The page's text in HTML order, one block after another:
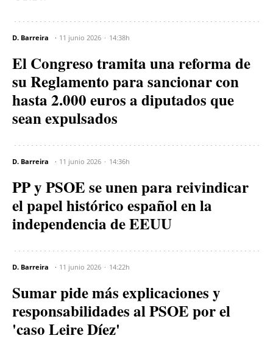
D. Barreira 11 junio 2026 14:38h
El Congreso tramita una reforma de
su Reglamento para sancionar con
hasta 2.000 euros a diputados que
sean expulsados
D. Barreira 11 junio 2026 14:36h
PP y PSOE se unen para reivindicar
el papel histórico español en la
independencia de EEUU
D. Barreira 11 junio 2026 14:22h
Sumar pide más explicaciones y
responsabilidades al PSOE por el
'caso Leire Díez'